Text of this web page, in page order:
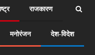
राजकारण
मनोरंजन देश-विदेश